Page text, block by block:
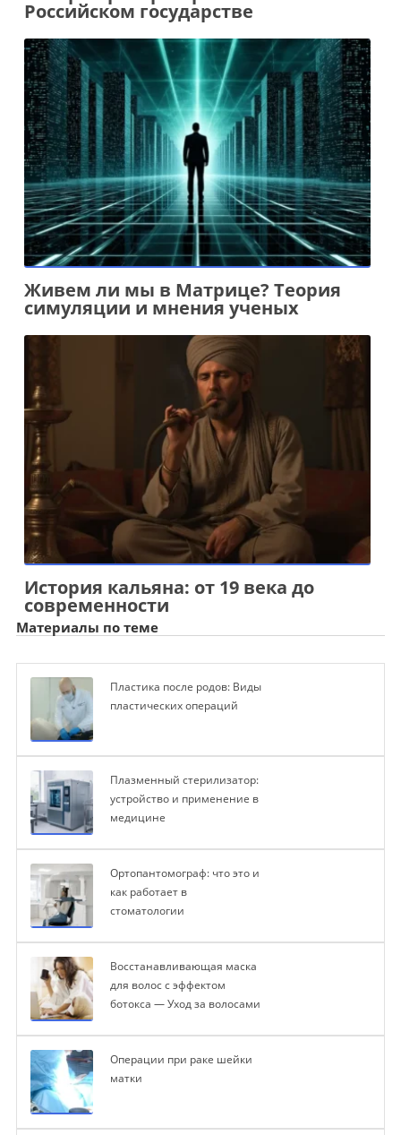
Российском государстве
Живем ли мы в Матрице? Теория
симуляции и мнения ученых
История кальяна: от 19 века до
современности
Материалы по теме
Пластика после родов: Виды
пластических операций
Плазменный стерилизатор:
устройство и применение в
медицине
Ортопантомограф: что это и
как работает в
стоматологии
Восстанавливающая маска
для волос с эффектом
ботокса — Уход за волосами
Операции при раке шейки
матки